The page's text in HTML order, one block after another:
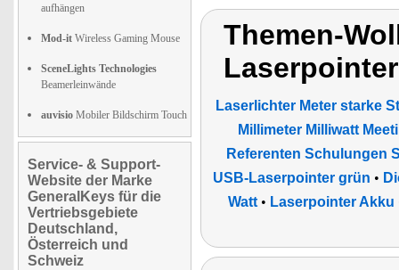
aufhängen
Mod-it Wireless Gaming Mouse
SceneLights Technologies
Beamerleinwände
auvisio Mobiler Bildschirm Touch
Service- & Support-
Website der Marke
GeneralKeys für die
Vertriebsgebiete
Deutschland,
Österreich und
Schweiz
Themen-
Laserlichter Meter starke
Millimeter Milliwatt
Referenten Schulungen
USB-Laserpointer grün •
Watt • Laserpointer Akku